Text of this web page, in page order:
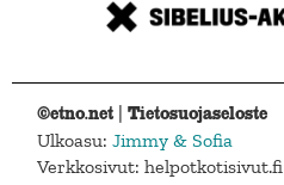
©etno.net |Tietosuojaseloste
Ulkoasu:Jimmy & Sofia
Verkkosivut: helpotkotisivut.fi